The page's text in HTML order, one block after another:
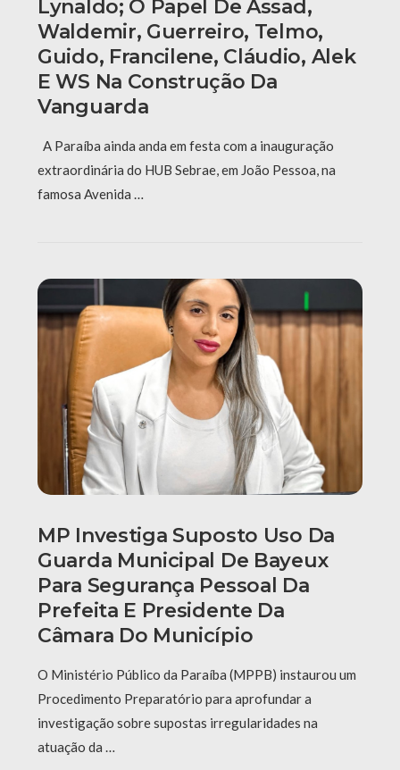
Lynaldo; O Papel De Assad,
Waldemir, Guerreiro, Telmo,
Guido, Francilene, Cláudio, Alek
E WS Na Construção Da
Vanguarda
A Paraíba ainda anda em festa com a inauguração
extraordinária do HUB Sebrae, em João Pessoa, na
famosa Avenida …
MP Investiga Suposto Uso Da
Guarda Municipal De Bayeux
Para Segurança Pessoal Da
Prefeita E Presidente Da
Câmara Do Município
O Ministério Público da Paraíba (MPPB) instaurou um
Procedimento Preparatório para aprofundar a
investigação sobre supostas irregularidades na
atuação da …